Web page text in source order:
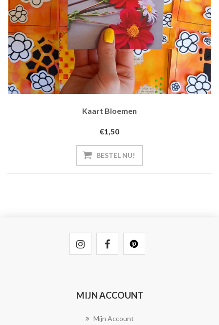
Kaart Bloemen
€1,50
BESTEL NU!
MIJN ACCOUNT
Mijn Account